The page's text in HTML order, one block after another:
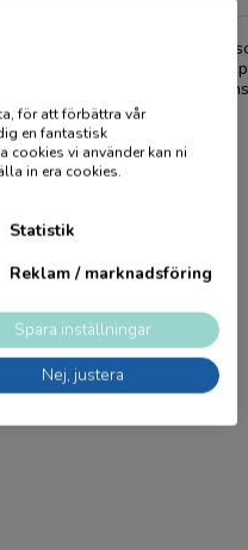
Färgsorterade. En färg
rörpärlor i olika mönster på
Kolla in vår
för att förbättra vår
en fantastisk
vi använder kan ni
in era cookies.
Statistik
Reklam / marknadsföring
Spara inställningar
Nej, justera